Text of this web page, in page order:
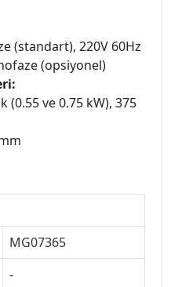
(standart), 220V 60Hz
(opsiyonel)
(0.55 ve 0.75 kW), 375
MG07365
-